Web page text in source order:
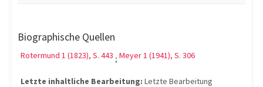
Biographische Quellen
Rotermund 1 (1823), S. 443 ; Meyer 1 (1941), S. 306
Letzte inhaltliche Bearbeitung: Letzte Bearbeitung